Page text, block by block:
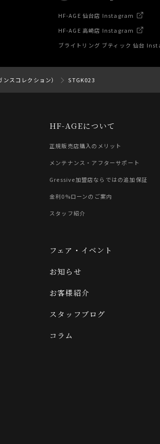
HF-AGE 仙台店 Instagram
HF-AGE 高崎店 Instagram
ブライトリング ブティック 仙台
スコレクション） STGK023
HF-AGEについて
正規販売店購入のメリット
メンテナンス・アフターサポート
Gressive加盟店ならではの追加保証
金利0%ローンのご案内
スタッフ紹介
フェア・イベント
お知らせ
お客様紹介
スタッフブログ
コラム